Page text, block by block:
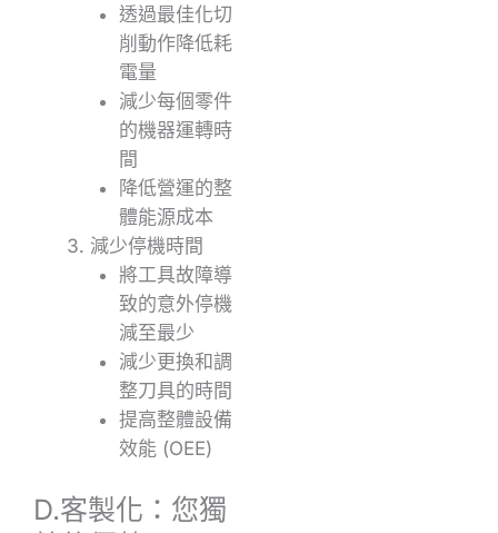
透過最佳化切
削動作降低耗
電量
減少每個零件
的機器運轉時
間
降低營運的整
體能源成本
減少停機時間
將工具故障導
致的意外停機
減至最少
減少更換和調
整刀具的時間
提高整體設備
效能 (OEE)
D.客製化：您獨